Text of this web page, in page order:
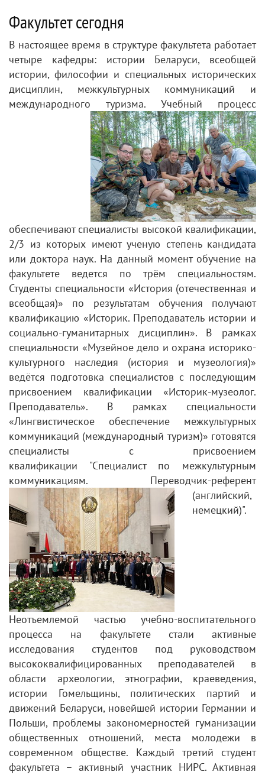
Факультет сегодня
В настоящее время в структуре факультета работает
четыре кафедры: истории Беларуси, всеобщей
истории, философии и специальных исторических
дисциплин, межкультурных коммуникаций и
международного туризма. Учебный процесс
обеспечивают специалисты высокой квалификации,
2/3 из которых имеют ученую степень кандидата
или доктора наук. На данный момент обучение на
факультете ведется по трём специальностям.
Студенты специальности «История (отечественная и
всеобщая)» по результатам обучения получают
квалификацию «Историк. Преподаватель истории и
социально-гуманитарных дисциплин». В рамках
специальности «Музейное дело и охрана историко-
культурного наследия (история и музеология)»
ведётся подготовка специалистов с последующим
присвоением квалификации «Историк-музеолог.
Преподаватель». В рамках специальности
«Лингвистическое обеспечение межкультурных
коммуникаций (международный туризм)» готовятся
специалисты с присвоением
квалификации "Специалист по межкультурным
коммуникациям. Переводчик-референт
(английский,
немецкий)".
Неотъемлемой частью учебно-воспитательного
процесса на факультете стали активные
исследования студентов под руководством
высококвалифицированных преподавателей в
области археологии, этнографии, краеведения,
истории Гомельщины, политических партий и
движений Беларуси, новейшей истории Германии и
Польши, проблемы закономерностей гуманизации
общественных отношений, места молодежи в
современном обществе. Каждый третий студент
факультета – активный участник НИРС. Активная